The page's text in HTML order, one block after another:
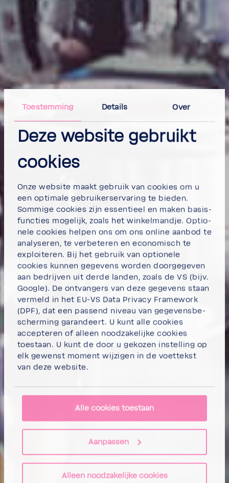
Toestem­ming Details Over
Deze website gebruikt
cookies
Onze website maakt gebruik van cookies om u
een opti­male gebrui­ker­s­er­va­ring te bieden.
Sommige cookies zijn essen­tieel en maken basis­
func­ties moge­lijk, zoals het winkel­mandje. Opti­o­
nele cookies helpen ons om ons online aanbod te
analy­seren, te verbe­teren en econo­misch te
exploi­teren. Bij het gebruik van opti­o­nele
cookies kunnen gege­vens worden door­ge­geven
aan bedrijven uit derde landen, zoals de VS (bijv.
Google). De ontvan­gers van deze gege­vens staan
vermeld in het EU-VS Data Privacy Frame­work
(DPF), dat een passend niveau van gege­vens­be­
scher­ming garan­deert. U kuntalle cookies
accep­teren of alleen nood­za­ke­lijke cookies
toestaan. U kunt de door u gekozen instel­ling op
elk gewenst moment wijzigen in de voet­tekst
van deze website.
Alle cookies toestaan
Aanpassen
Alleen noodzakelijke cookies